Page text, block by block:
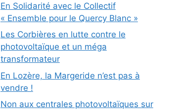
En Solidarité avec le Collectif
« Ensemble pour le Quercy Blanc »
Les Corbières en lutte contre le
photovoltaïque et un méga
transformateur
En Lozère, la Margeride n’est pas à
vendre !
Non aux centrales photovoltaïques sur